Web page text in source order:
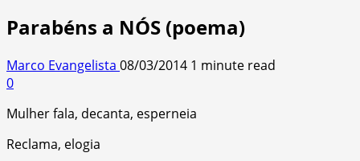
Parabéns a NÓS (poema)
Marco Evangelista 08/03/2014 1 minute read
0
Mulher fala, decanta, esperneia
Reclama, elogia